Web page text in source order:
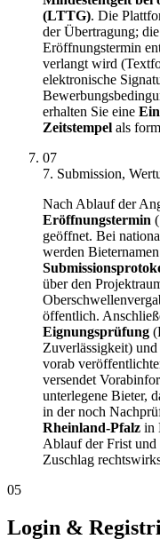
(LTTG). Die
der Übertragung;
Eröffnungstermin
verlangt wird
elektronische
erhalten Sie eine
Zeitstempel als
07
7. Submission,
Nach Ablauf der
Eröffnungstermin
geöffnet. Bei
werden
über den
öffentlich.
Eignungsprüfung
Zuverlässigkeit) und
vorab
versendet
unterlegene Bieter,
in der noch
Rheinland-Pfalz in
Ablauf der Frist
Zuschlag
05
Login &